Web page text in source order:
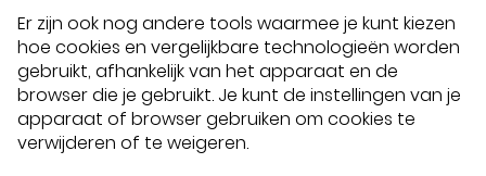
Er zijn ook nog andere tools waarmee je kunt kiezen
hoe cookies en vergelijkbare technologieën worden
gebruikt, afhankelijk van het apparaat en de
browser die je gebruikt. Je kunt de instellingen van je
apparaat of browser gebruiken om cookies te
verwijderen of te weigeren.